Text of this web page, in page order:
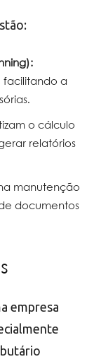
facilitando a
o cálculo
relatórios
manutenção
documentos
empresa